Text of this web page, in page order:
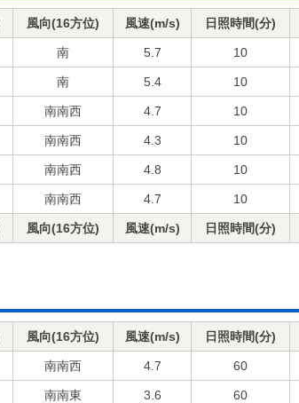
風向(16方位) 風速(m/s) 日照時間(分)
南 5.7 10
南 5.4 10
南南西 4.7 10
南南西 4.3 10
南南西 4.8 10
南南西 4.7 10
風向(16方位) 風速(m/s) 日照時間(分)
風向(16方位) 風速(m/s) 日照時間(分)
南南西 4.7 60
南南東 3.6 60